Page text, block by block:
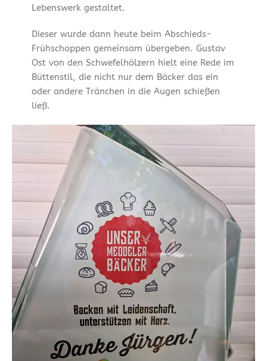
Lebenswerk gestaltet.
Dieser wurde dann heute beim Abschieds-
Frühschoppen gemeinsam übergeben. Gustav
Ost von den Schwefelhölzern hielt eine Rede im
Büttenstil, die nicht nur dem Bäcker das ein
oder andere Tränchen in die Augen schießen
ließ.